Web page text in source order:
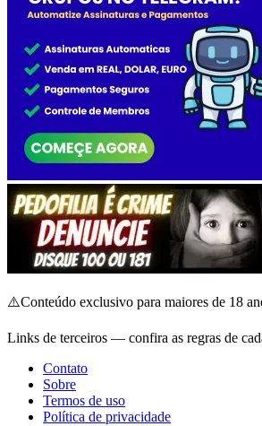
⚠️Conteúdo exclusivo para maiores de 18
Links de terceiros — confira as regras de
Contato
Sobre
Termos de uso
Política de privacidade